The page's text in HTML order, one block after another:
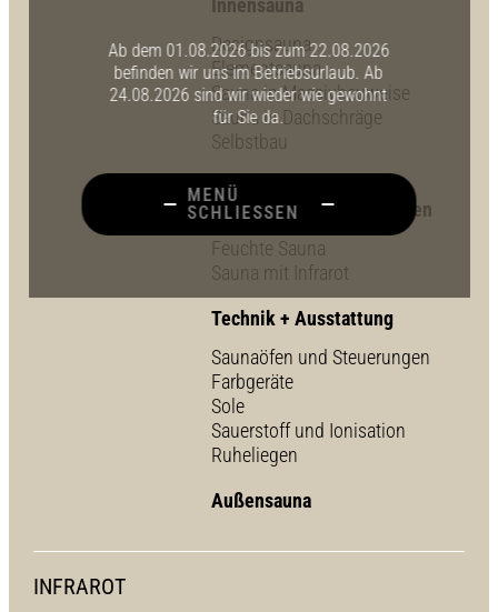
Innensauna
Designsauna
Elementsauna
Sauna in Massivbauweise
Sauna in Dachschräge
Selbstbau
Kombisauna mit
verschiedenen Badeformen
Feuchte Sauna
Sauna mit Infrarot
Technik + Ausstattung
Saunaöfen und Steuerungen
Farbgeräte
Sole
Sauerstoff und Ionisation
Ruheliegen
Außensauna
INFRAROT
Ab dem 01.08.2026 bis zum 22.08.2026
befinden wir uns im Betriebsurlaub. Ab
24.08.2026 sind wir wieder wie gewohnt
für Sie da.
MENÜ
SCHLIESSEN